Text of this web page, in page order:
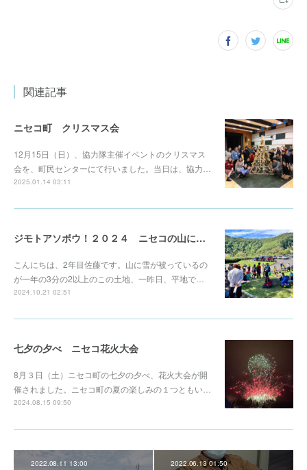
関連記事
ニセコ町 クリスマス会
12月15日（日）、協力隊主催イベントのクリスマス
会を、町民センターにて行いました。当日は、協力…
2025.01.14 03:11
ジモトアソボウ！２０２４ ニセコの山にのぼろうヨ！
こんにちは、2年目佐藤です。山に雪が被っているの
が一年の3分の2以上のこの土地、一昨日、平地で…
2024.10.21 02:51
七夕の夕べ ニセコ花火大会
8月３日（土）ニセコ町の七夕の夕べ、花火大会が開
催されました。ニセコ町の夏の楽しみの１つともい…
2024.08.15 09:50
2022.08.11 13:00 2022.06.13 01:50